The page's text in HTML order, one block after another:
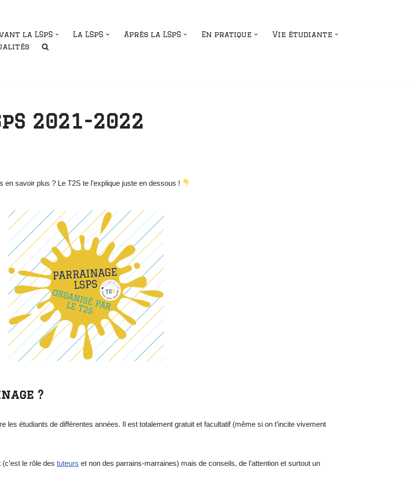
la LSpS La LSpS Après la LSpS En pratique
Vie étudiante
2021-2022
savoir plus ? Le T2S te l’explique juste en dessous !
?
les étudiants de différentes années. Il est totalement gratuit et facultatif (même si on t’incite vivement
(c’est le rôle destuteurs et non des parrains-marraines) mais de conseils, de l’attention et surtout un